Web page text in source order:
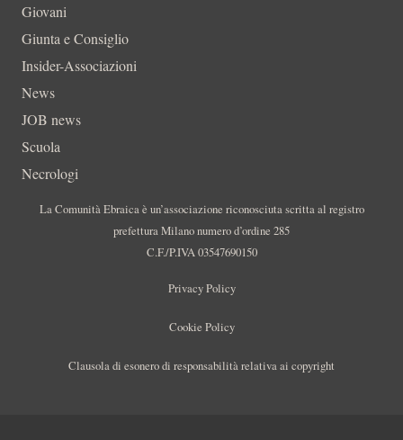
Giovani
Giunta e Consiglio
Insider-Associazioni
News
JOB news
Scuola
Necrologi
La Comunità Ebraica è un’associazione riconosciuta scritta al registro
prefettura Milano numero d’ordine 285
C.F./P.IVA 03547690150
Privacy Policy
Cookie Policy
Clausola di esonero di responsabilità relativa ai copyright